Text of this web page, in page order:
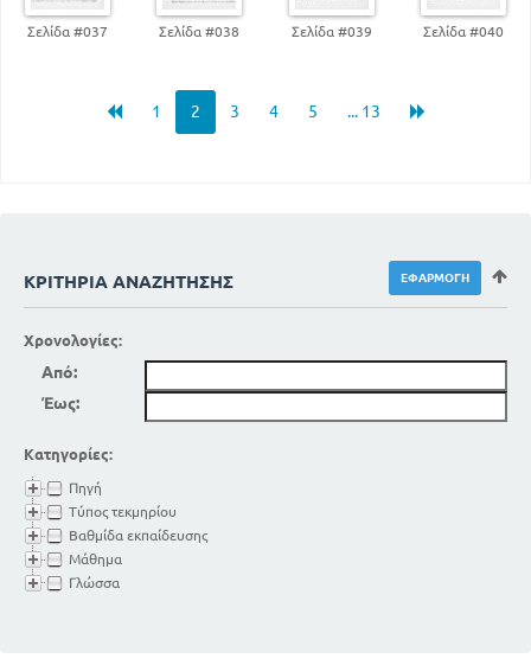
Σελίδα #037 Σελίδα #038 Σελίδα #039 Σελίδα #040
1 2 3 4 5 ... 13
ΚΡΙΤΉΡΙΑ ΑΝΑΖΉΤΗΣΗΣ
Χρονολογίες:
Από:
Έως:
Κατηγορίες:
Πηγή
Τύπος τεκμηρίου
Βαθμίδα εκπαίδευσης
Μάθημα
Γλώσσα